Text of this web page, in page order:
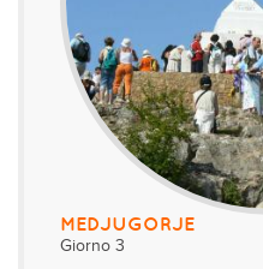
MEDJUGORJE
Giorno 3